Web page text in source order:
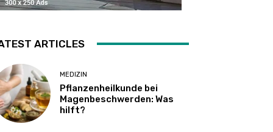
ARTICLES
MEDIZIN
Pflanzenheilkunde bei
Magenbeschwerden: Was
hilft?